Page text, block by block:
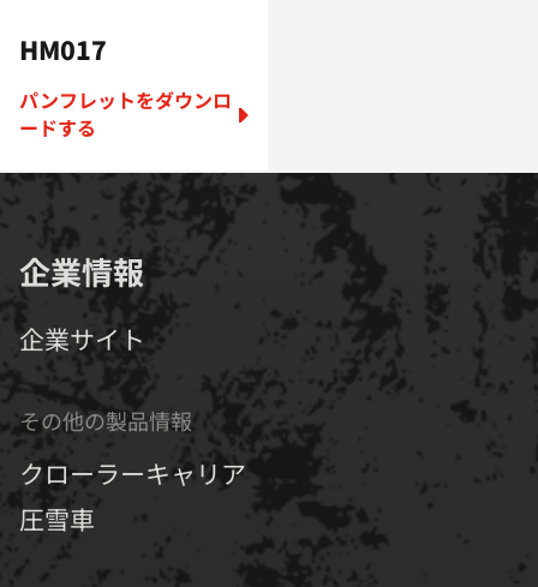
HM017
パンフレットをダウンロ
ードする
企業情報
企業サイト
その他の製品情報
クローラーキャリア
圧雪車